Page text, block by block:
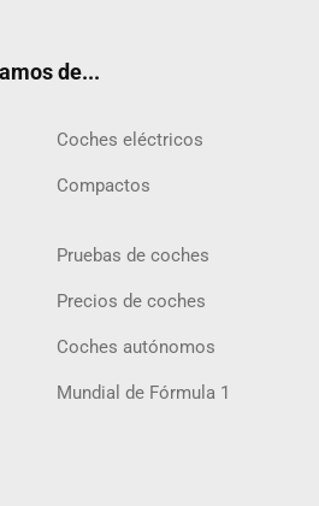
de...
Coches eléctricos
Compactos
Pruebas de coches
Precios de coches
Coches autónomos
Mundial de Fórmula 1